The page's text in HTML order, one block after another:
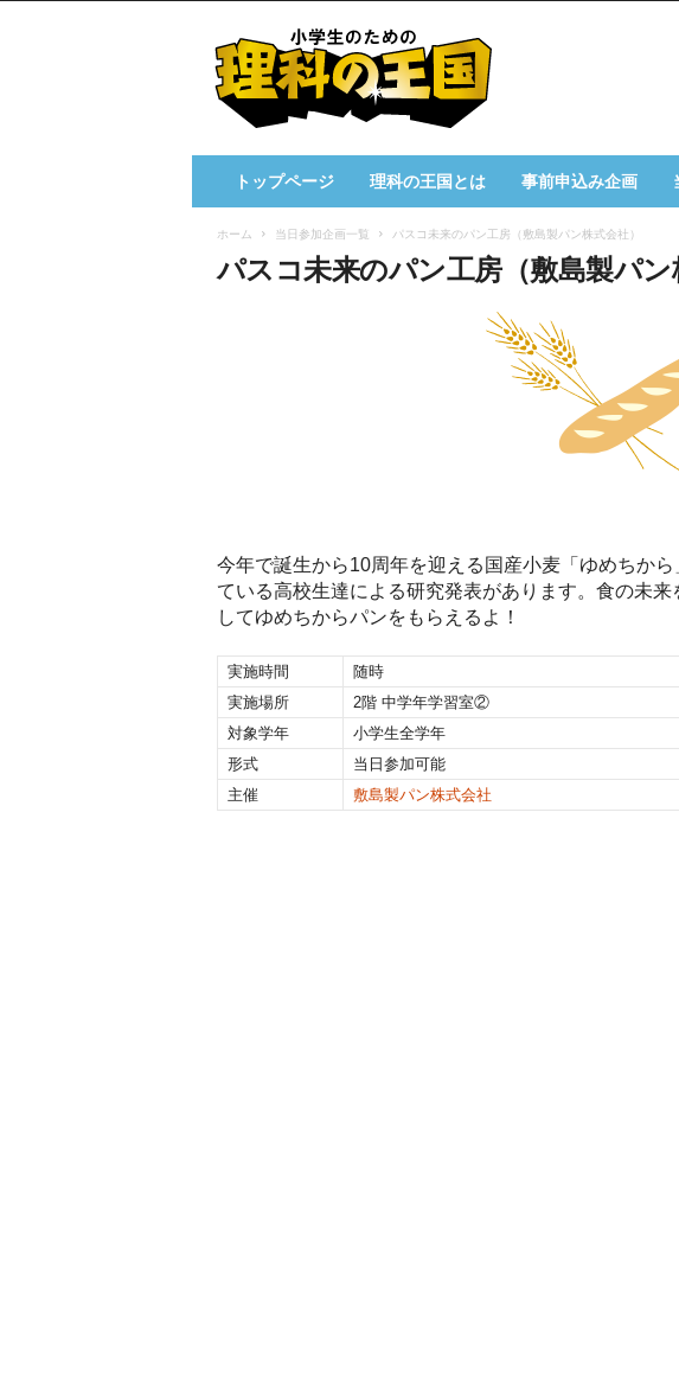
トップページ 理科の王国とは 事前申込み企画
ホーム 当日参加企画一覧 パスコ未来のパン工房（敷島製パン株式会社）
パスコ未来のパン工房（敷島製パン
今年で誕生から10周年を迎える国産小麦「ゆめちから
ている高校生達による研究発表があります。 食の未来
してゆめちからパンをもらえるよ！
実施時間
随時
実施場所
2階 中学年学習室②
対象学年
小学生全学年
形式
当日参加可能
主催
敷島製パン株式会社